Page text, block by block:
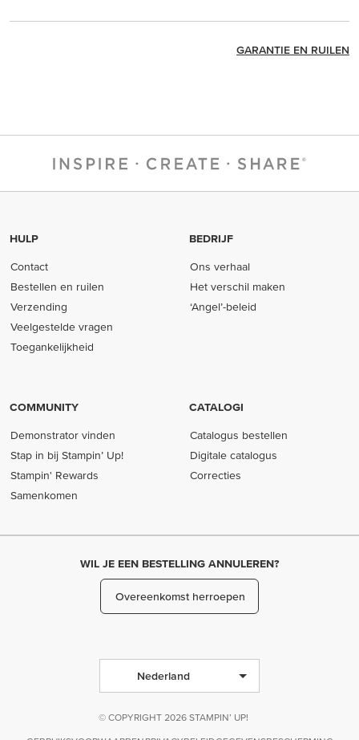
GARANTIE EN RUILEN
HULP
Contact
Bestellen en ruilen
Verzending
Veelgestelde vragen
Toegankelijkheid
BEDRIJF
Ons verhaal
Het verschil maken
‘Angel’-beleid
COMMUNITY
Demonstrator vinden
Stap in bij Stampin’ Up!
Stampin' Rewards
Samenkomen
CATALOGI
Catalogus bestellen
Digitale catalogus
Correcties
WIL JE EEN BESTELLING ANNULEREN?
Overeenkomst herroepen
Nederland
© COPYRIGHT 2026 STAMPIN’ UP!